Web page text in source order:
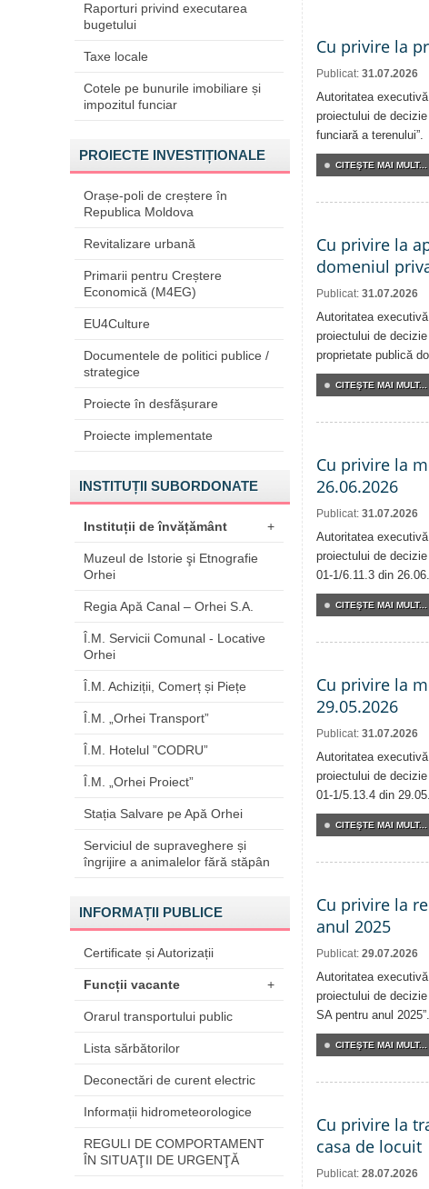
Raporturi privind executarea
bugetului
Taxe locale
Cotele pe bunurile imobiliare și
impozitul funciar
PROIECTE INVESTIȚIONALE
Orașe-poli de creștere în
Republica Moldova
Revitalizare urbană
Primarii pentru Creștere
Economică (M4EG)
EU4Culture
Documentele de politici publice /
strategice
Proiecte în desfășurare
Proiecte implementate
INSTITUȚII SUBORDONATE
Instituții de învățământ +
Muzeul de Istorie şi Etnografie
Orhei
Regia Apă Canal – Orhei S.A.
Î.M. Servicii Comunal - Locative
Orhei
Î.M. Achiziții, Comerț și Piețe
Î.M. „Orhei Transport”
Î.M. Hotelul ”CODRU”
Î.M. „Orhei Proiect”
Stația Salvare pe Apă Orhei
Serviciul de supraveghere și
îngrijire a animalelor fără stăpân
INFORMAȚII PUBLICE
Certificate și Autorizații
Funcții vacante +
Orarul transportului public
Lista sărbătorilor
Deconectări de curent electric
Informații hidrometeorologice
REGULI DE COMPORTAMENT
ÎN SITUAŢII DE URGENŢĂ
Cu privire la
Publicat: 31.07.2026
Autoritatea
proiectului de
funciară a terenului”.
CITEŞTE MAI MULT...
Cu privire la
domeniul
Publicat: 31.07.2026
Autoritatea
proiectului de
proprietate publică
CITEŞTE MAI MULT...
Cu privire la
26.06.2026
Publicat: 31.07.2026
Autoritatea
proiectului de
01-1/6.11.3 din
CITEŞTE MAI MULT...
Cu privire la
29.05.2026
Publicat: 31.07.2026
Autoritatea
proiectului de
01-1/5.13.4 din
CITEŞTE MAI MULT...
Cu privire la
anul 2025
Publicat: 29.07.2026
Autoritatea
proiectului de
SA pentru anul 2025”.
CITEŞTE MAI MULT...
Cu privire la
casa de locuit
Publicat: 28.07.2026